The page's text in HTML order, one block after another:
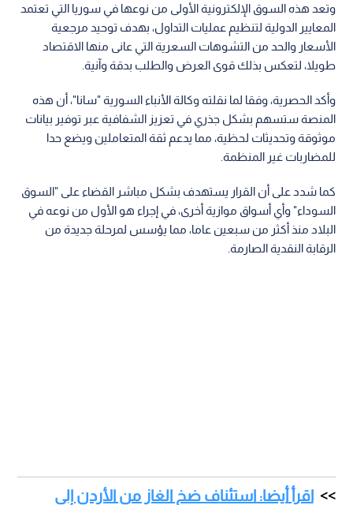
وتعد هذه السوق الإلكترونية الأولى من نوعها في سوريا التي تعتمد
المعايير الدولية لتنظيم عمليات التداول، بهدف توحيد مرجعية
الأسعار والحد من التشوهات السعرية التي عانى منها الاقتصاد
طويلا، لتعكس بذلك قوى العرض والطلب بدقة وآنية.
وأكد الحصرية، وفقا لما نقلته وكالة الأنباء السورية "سانا"، أن هذه
المنصة ستسهم بشكل جذري في تعزيز الشفافية عبر توفير بيانات
موثوقة وتحديثات لحظية، مما يدعم ثقة المتعاملين ويضع حدا
للمضاربات غير المنظمة.
كما شدد على أن القرار يستهدف بشكل مباشر القضاء على "السوق
السوداء" وأي أسواق موازية أخرى، في إجراء هو الأول من نوعه في
البلاد منذ أكثر من سبعين عاما، مما يؤسس لمرحلة جديدة من
الرقابة النقدية الصارمة.
اقرأ أيضا: استئناف ضخ الغاز من الأردن إلى